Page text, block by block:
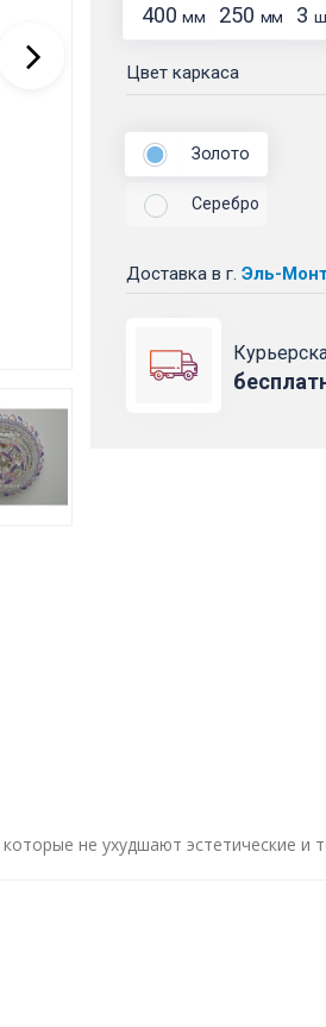
400мм 250 мм 3
Цвет каркаса
Золото
Серебро
Доставка в г. Эль-
не ухудшают эстетические и